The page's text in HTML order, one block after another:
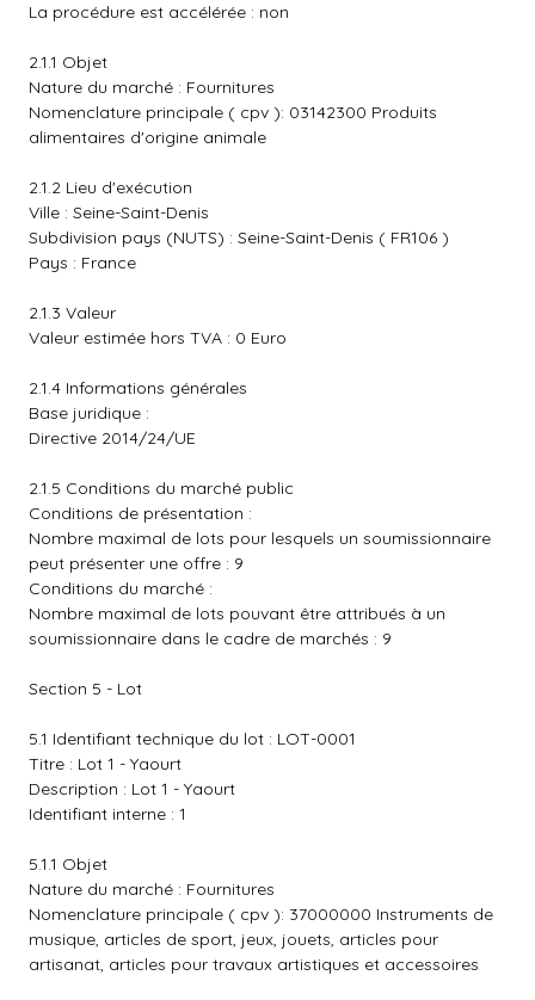
La procédure est accélérée : non
2.1.1 Objet
Nature du marché : Fournitures
Nomenclature principale ( cpv ): 03142300 Produits
alimentaires d'origine animale
2.1.2 Lieu d'exécution
Ville : Seine-Saint-Denis
Subdivision pays (NUTS) : Seine-Saint-Denis ( FR106 )
Pays : France
2.1.3 Valeur
Valeur estimée hors TVA : 0 Euro
2.1.4 Informations générales
Base juridique :
Directive 2014/24/UE
2.1.5 Conditions du marché public
Conditions de présentation :
Nombre maximal de lots pour lesquels un soumissionnaire
peut présenter une offre : 9
Conditions du marché :
Nombre maximal de lots pouvant être attribués à un
soumissionnaire dans le cadre de marchés : 9
Section 5 - Lot
5.1 Identifiant technique du lot : LOT-0001
Titre : Lot 1 - Yaourt
Description : Lot 1 - Yaourt
Identifiant interne : 1
5.1.1 Objet
Nature du marché : Fournitures
Nomenclature principale ( cpv ): 37000000 Instruments de
musique, articles de sport, jeux, jouets, articles pour
artisanat, articles pour travaux artistiques et accessoires